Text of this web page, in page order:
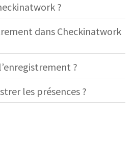
?
dans Checkinatwork
?
les présences ?